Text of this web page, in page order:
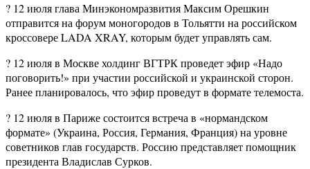
? 12 июля глава Минэкономразвития Максим Орешкин
отправится на форум моногородов в Тольятти на российском
кроссовере LADA XRAY, которым будет управлять сам.
? 12 июля в Москве холдинг ВГТРК проведет эфир «Надо
поговорить!» при участии российской и украинской сторон.
Ранее планировалось, что эфир проведут в формате телемоста.
? 12 июля в Париже состоится встреча в «нормандском
формате» (Украина, Россия, Германия, Франция) на уровне
советников глав государств. Россию представляет помощник
президента Владислав Сурков.